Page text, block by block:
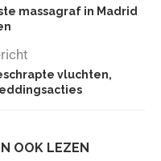
massagraf in Madrid
vluchten,
OOK LEZEN